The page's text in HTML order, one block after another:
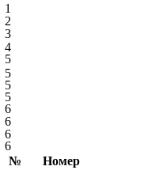
1
2
3
4
5
5
5
5
6
6
6
6
№
Номер